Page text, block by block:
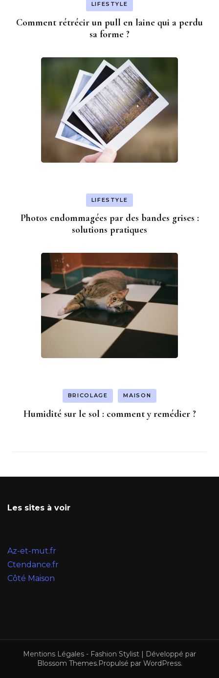
LIFESTYLE
Comment rétrécir un pull en laine qui a perdu
sa forme ?
LIFESTYLE
Photos endommagées par des bandes grises :
solutions pratiques
BRICOLAGE MAISON
Humidité sur le sol : comment y remédier ?
Les sites à voir
Az-et-mut.fr
Ctendance.fr
Côté Maison
Mentions Légales - Fashion Stylist | Développé par
Blossom Themes.Propulsé par WordPress.